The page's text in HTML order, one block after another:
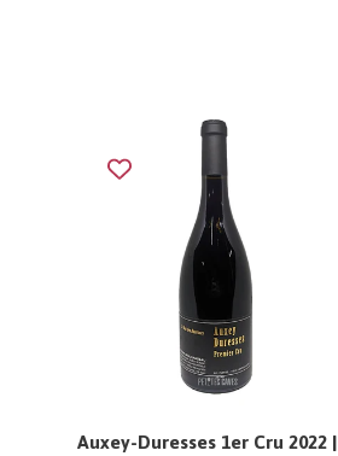
Auxey-Duresses 1er Cru 2022 |